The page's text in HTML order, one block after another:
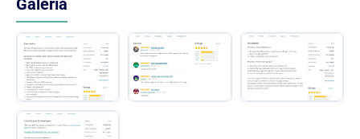
Galería